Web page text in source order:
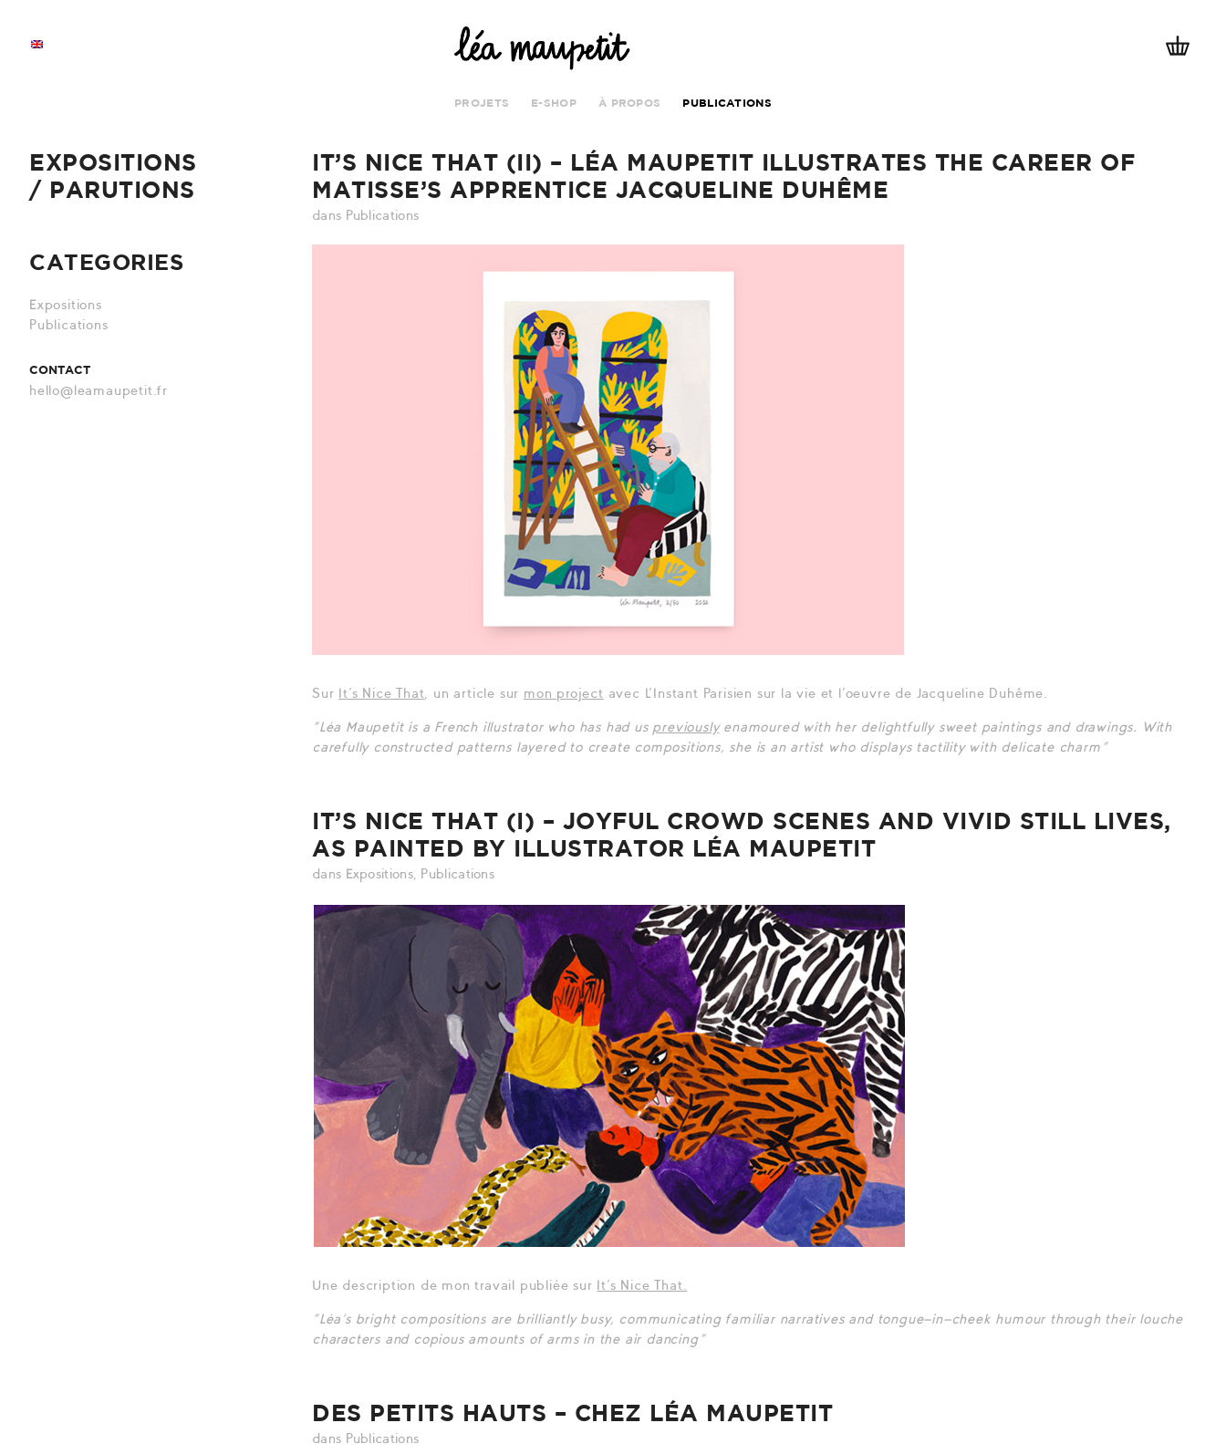
PROJETS E-SHOP À PROPOS PUBLICATIONS
IT’S NICE THAT (II) – LÉA MAUPETIT ILLUSTRATES THE CAREER OF
MATISSE’S APPRENTICE JACQUELINE DUHÊME
dans Publications
Sur It’s Nice That, un article sur mon project avec L’Instant Parisien sur la vie et l’oeuvre de Jacqueline Duhême.
“Léa Maupetit is a French illustrator who has had us previouslyenamoured with her delightfully sweet paintings and drawings. With
carefully constructed patterns layered to create compositions, she is an artist who displays tactility with delicate charm”
IT’S NICE THAT (I) – JOYFUL CROWD SCENES AND VIVID STILL LIVES,
AS PAINTED BY ILLUSTRATOR LÉA MAUPETIT
dans Expositions, Publications
Une description de mon travail publiée sur It’s Nice That.
“Léa’s bright compositions are brilliantly busy, communicating familiar narratives and tongue-in-cheek humour through their louche
characters and copious amounts of arms in the air dancing”
DES PETITS HAUTS – CHEZ LÉA MAUPETIT
dans Publications
EXPOSITIONS
/ PARUTIONS
CATEGORIES
Expositions
Publications
CONTACT
hello@leamaupetit.fr